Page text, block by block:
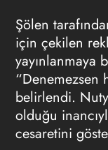
Şölen
için çekilen
yayınlanmaya
“Denemezsen
belirlendi.
olduğu
cesaretini